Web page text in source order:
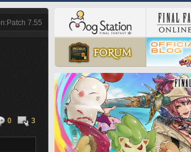
7.55
0 3